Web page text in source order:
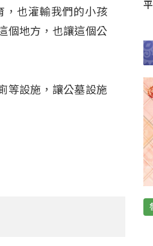
，也灌輸我們的小孩
個地方，也讓這個公
等設施，讓公墓設施